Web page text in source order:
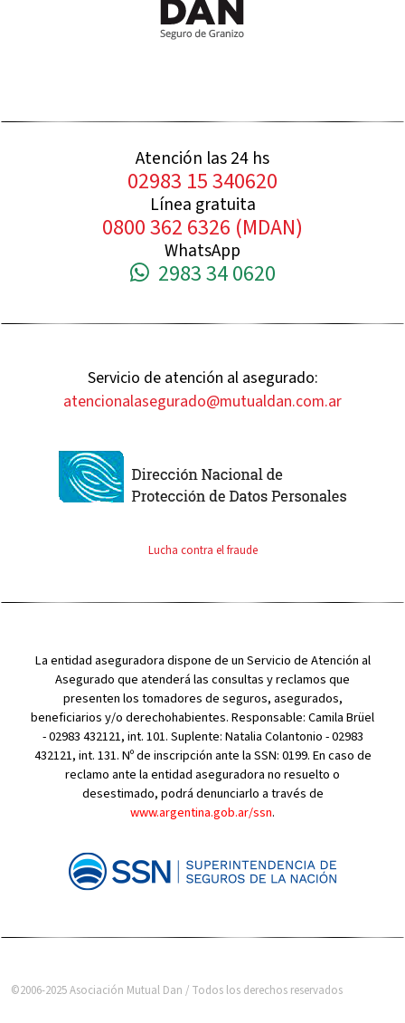
Atención las 24 hs
02983 15 340620
Línea gratuita
0800 362 6326 (MDAN)
WhatsApp
2983 34 0620
Servicio de atención al asegurado:
atencionalasegurado@mutualdan.com.ar
Lucha contra el fraude
La entidad aseguradora dispone de un Servicio de Atención al
Asegurado que atenderá las consultas y reclamos que
presenten los tomadores de seguros, asegurados,
beneficiarios y/o derechohabientes. Responsable: Camila Brüel
- 02983 432121, int. 101. Suplente: Natalia Colantonio - 02983
432121, int. 131. Nº de inscripción ante la SSN: 0199. En caso de
reclamo ante la entidad aseguradora no resuelto o
desestimado, podrá denunciarlo a través de
www.argentina.gob.ar/ssn.
©2006-2025 Asociación Mutual Dan / Todos los derechos reservados